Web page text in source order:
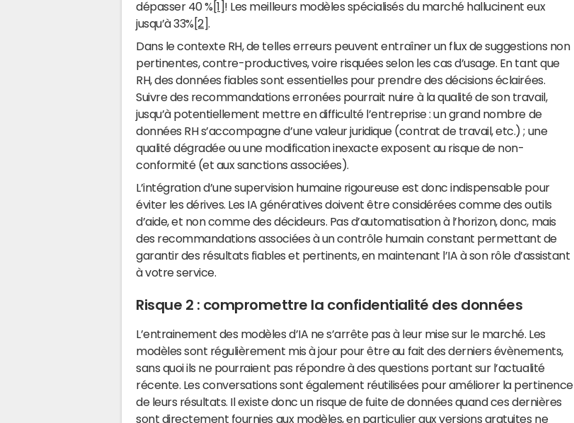
dépasser 40 % [1] ! Les meilleurs modèles spécialisés du marché hallucinent eux
jusqu’à 33% [2]
Dans le contexte RH, de telles erreurs peuvent entraîner un flux de suggestions non
pertinentes, contre-productives, voire risquées selon les cas d’usage. En tant que
RH, des données fiables sont essentielles pour prendre des décisions éclairées.
Suivre des recommandations erronées pourrait nuire à la qualité de son travail,
jusqu’à potentiellement mettre en difficulté l’entreprise : un grand nombre de
données RH s’accompagne d’une valeur juridique (contrat de travail, etc.) ; une
qualité dégradée ou une modification inexacte exposent au risque de non-
conformité (et aux sanctions associées).
L’intégration d’une supervision humaine rigoureuse est donc indispensable pour
éviter les dérives. Les IA génératives doivent être considérées comme des outils
d’aide, et non comme des décideurs. Pas d’automatisation à l’horizon, donc, mais
des recommandations associées à un contrôle humain constant permettant de
garantir des résultats fiables et pertinents, en maintenant l’IA à son rôle d’assistant
à votre service.
Risque 2 : compromettre la confidentialité des données
L’entrainement des modèles d’IA ne s’arrête pas à leur mise sur le marché. Les
modèles sont régulièrement mis à jour pour être au fait des derniers évènements,
sans quoi ils ne pourraient pas répondre à des questions portant sur l’actualité
récente. Les conversations sont également réutilisées pour améliorer la pertinence
de leurs résultats. Il existe donc un risque de fuite de données quand ces dernières
sont directement fournies aux modèles, en particulier aux versions gratuites ne